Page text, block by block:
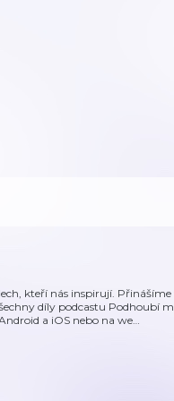
kteří nás inspirují.
díly podcastu Podhoubí
a iOS nebo na we…